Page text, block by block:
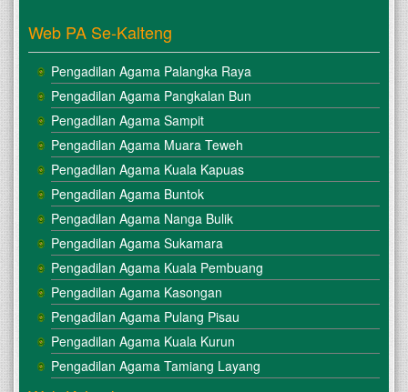
Web PA Se-Kalteng
Pengadilan Agama Palangka Raya
Pengadilan Agama Pangkalan Bun
Pengadilan Agama Sampit
Pengadilan Agama Muara Teweh
Pengadilan Agama Kuala Kapuas
Pengadilan Agama Buntok
Pengadilan Agama Nanga Bulik
Pengadilan Agama Sukamara
Pengadilan Agama Kuala Pembuang
Pengadilan Agama Kasongan
Pengadilan Agama Pulang Pisau
Pengadilan Agama Kuala Kurun
Pengadilan Agama Tamiang Layang